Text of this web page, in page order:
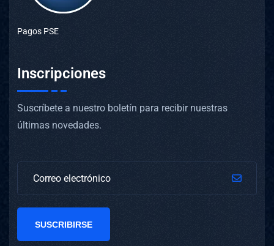
Pagos PSE
Inscripciones
Suscríbete a nuestro boletín para recibir nuestras
últimas novedades.
SUSCRIBIRSE